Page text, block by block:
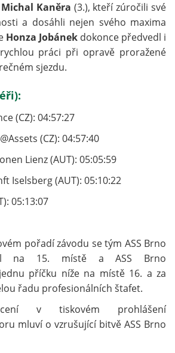
Michal Kaněra (3.), kteří zúročili své
a dosáhli nejen svého maxima
Honza Jobánek dokonce předvedl i
práci při opravě proražené
sjezdu.
(CZ): 04:57:27
(CZ): 04:57:40
Lienz (AUT): 05:05:59
Iselsberg (AUT): 05:10:22
05:13:07
pořadí závodu se tým ASS Brno
na 15. místě a ASS Brno
příčku níže na místě 16. a za
řadu profesionálních štafet.
v tiskovém prohlášení
mluví o vzrušující bitvě ASS Brno